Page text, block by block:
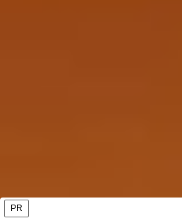
PR